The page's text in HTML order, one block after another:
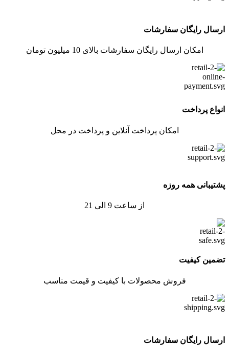
ارسال رایگان سفارشات
امکان ارسال رایگان سفارشات بالای 10 میلیون تومان
انواع پرداخت
امکان پرداخت آنلاین و پرداخت در محل
پشتیبانی همه روزه
از ساعت 9 الی 21
تضمین کیفیت
فروش محصولات با کیفیت و قیمت مناسب
ارسال رایگان سفارشات